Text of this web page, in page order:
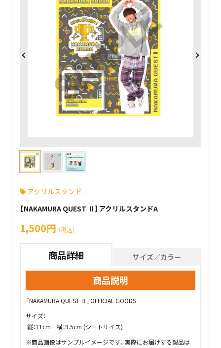
アクリルスタンド
【NAKAMURA QUEST Ⅱ】アクリルスタンドA
1,500円 （税込）
商品詳細 サイズ／カラー
商品説明
『NAKAMURA QUEST Ⅱ』OFFICIAL GOODS
サイズ：
縦：11cm 横：9.5cm (シートサイズ)
※商品画像はサンプルイメージです。実際にお届けする製品は